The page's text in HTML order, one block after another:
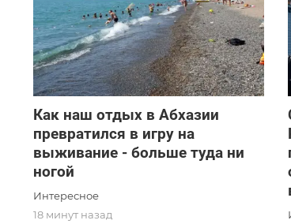
Как наш отдых в Абхазии
превратился в игру на
выживание - больше туда ни
ногой
Интересное
18 минут назад